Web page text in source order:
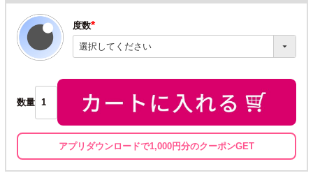
度数
(必
須)
数量
アプリダウンロードで1,000円分のクーポンGET